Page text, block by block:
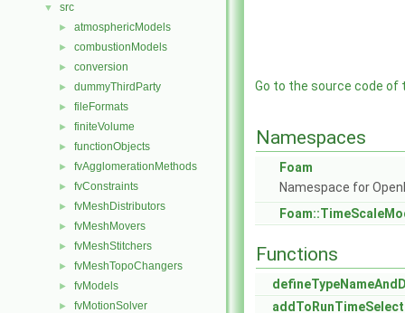
▼ src
► atmosphericModels
► combustionModels
► conversion
► dummyThirdParty
► fileFormats
► finiteVolume
► functionObjects
► fvAgglomerationMethods
► fvConstraints
► fvMeshDistributors
► fvMeshMovers
► fvMeshStitchers
► fvMeshTopoChangers
► fvModels
► fvMotionSolver
Go to the source code of
Namespaces
Foam
Namespace for
Functions